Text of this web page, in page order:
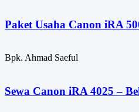
Paket Usaha Canon iRA
Bpk. Ahmad Saeful
Sewa Canon iRA 4025 –